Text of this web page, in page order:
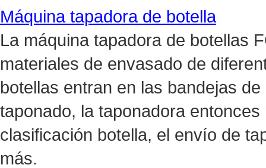
Máquina tapadora de botella
La máquina tapadora de botellas
materiales de envasado de
botellas entran en las bandejas
taponado, la taponadora
clasificación botella, el envío de
más.